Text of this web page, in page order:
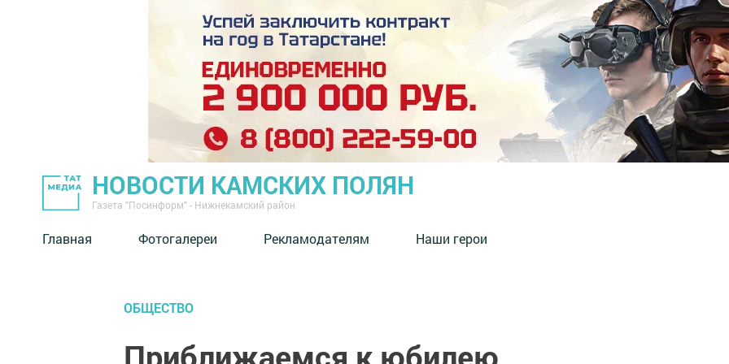
НОВОСТИ КАМСКИХ ПОЛЯН
Газета "Посинформ" - Нижнекамский район
Главная Фотогалереи Рекламодателям Наши герои
ОБЩЕСТВО
Приближаемся к юбилею